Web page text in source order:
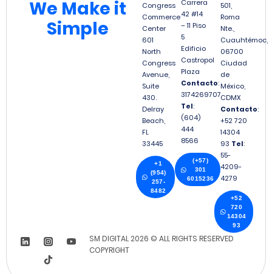
We Make it
Simple
Congress
Commerce
Center
601
North
Congress
Avenue,
Suite
430.
Delray
Beach,
FL
33445
+1
(954)
257-
8482
(+57)
301
6015236
Carrera
42 #14
– 11 Piso
5
Edificio
Castropol
Plaza
Contacto:
3174269707
Tel:
(604)
444
8566
+52
720
14304
93
501,
Roma
Nte.,
Cuauhtémoc,
06700
Ciudad
de
México,
CDMX
Contacto:
+52 720
14304
93 Tel:
55-
4209-
4279
SM DIGITAL 2026 © ALL RIGHTS RESERVED
COPYRIGHT